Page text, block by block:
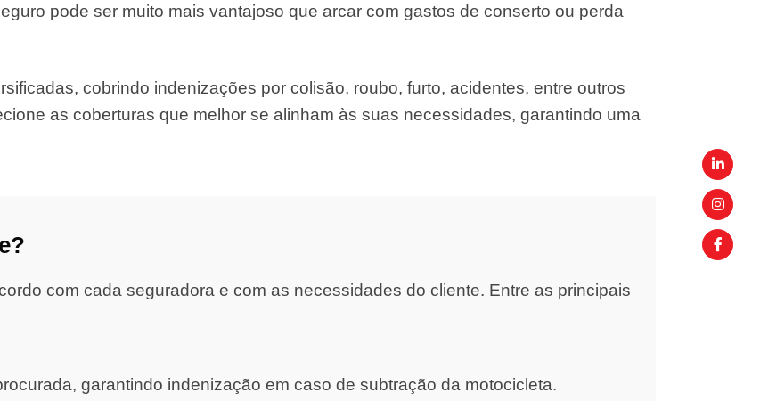
pode ser muito mais vantajoso que arcar com gastos de conserto ou perda
cobrindo indenizações por colisão, roubo, furto, acidentes, entre outros
as coberturas que melhor se alinham às suas necessidades, garantindo uma
com cada seguradora e com as necessidades do cliente. Entre as principais
garantindo indenização em caso de subtração da motocicleta.